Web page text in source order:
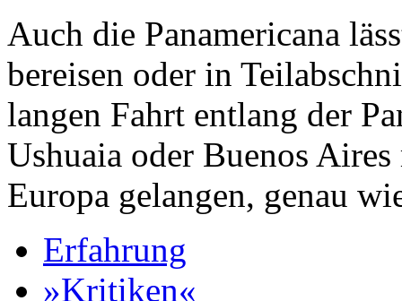
Auch die Panamericana
bereisen oder in
langen Fahrt entlang der
Ushuaia oder Buenos
Europa gelangen, genau
Erfahrung
»Kritiken«